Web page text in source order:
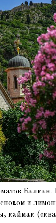
и
каймак